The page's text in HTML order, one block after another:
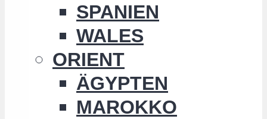
SPANIEN
WALES
ORIENT
ÄGYPTEN
MAROKKO